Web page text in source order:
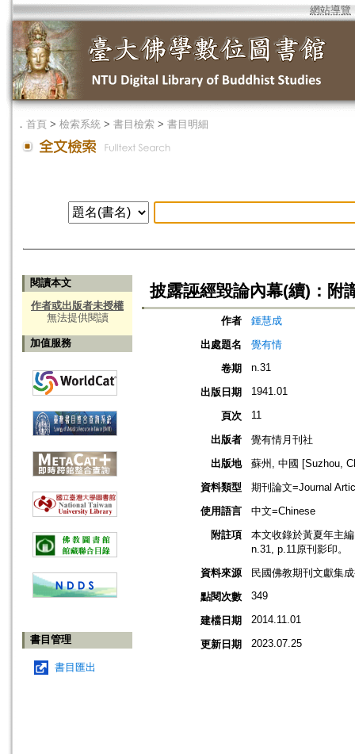
網站導覽
． 首頁 > 檢索系統 > 書目檢索 > 書目明細
閱讀本文
作者或出版者未授權
無法提供閱讀
加值服務
書目管理
書目匯出
披露誣經毀論內幕(續)：附
作者
鍾慧成
出處題名
覺有情
卷期
n.31
出版日期 1941.01
頁次 11
出版者
覺有情月刊社
出版地
蘇州, 中國 [Suzhou,
資料類型
期刊論文=Journal
使用語言
中文=Chinese
附註項
本文收錄於黃夏年主
n.31, p.11原刊影印。
資料來源
民國佛教期刊文獻集
點閱次數
349
建檔日期 2014.11.01
更新日期 2023.07.25